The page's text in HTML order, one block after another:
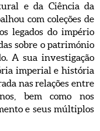
e da Ciência da
com coleções de
legados do império
sobre o património
A sua investigação
imperial e história
nas relações entre
bem como nos
e seus múltiplos